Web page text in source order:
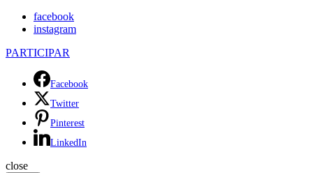
facebook
instagram
PARTICIPAR
Facebook
Twitter
Pinterest
LinkedIn
close